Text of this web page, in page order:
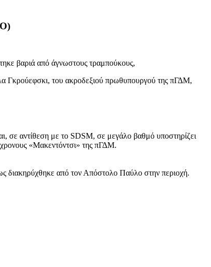
βαριά από άγνωστους τραμπούκους,
Γκρούεφσκι, του ακροδεξιού πρωθυπουργού της πΓΔΜ,
σε αντίθεση με το SDSM, σε μεγάλο βαθμό υποστηρίζει
«Μακεντόντσι» της πΓΔΜ.
διακηρύχθηκε από τον Απόστολο Παύλο στην περιοχή.